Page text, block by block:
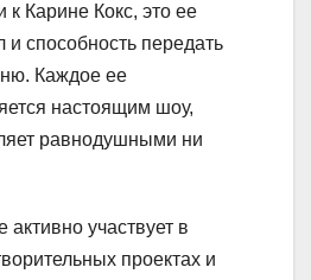
к Карине Кокс, это ее
и способность передать
Каждое ее
настоящим шоу,
равнодушными ни
активно участвует в
проектах и